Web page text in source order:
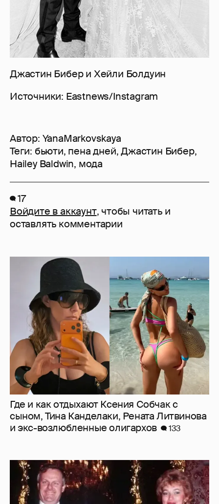
Джастин Бибер и Хейли Болдуин
Источники: Eastnews/Instagram
Автор: YanaMarkovskaya
Теги: бьюти, пена дней,Джастин Бибер,
Hailey Baldwin, мода
17
Войдите в аккаунт, чтобы читать и
оставлять комментарии
Где и как отдыхают Ксения Собчак с
сыном, Тина Канделаки, Рената Литвинова
и экс-возлюбленные олигархов
133